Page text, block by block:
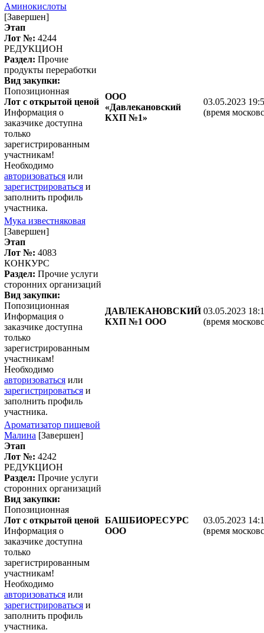
Аминокислоты
[Завершен]
Этап
Лот №: 4244
РЕДУКЦИОН
Раздел: Прочие
продукты переработки
Вид закупки:
Попозиционная
Лот с открытой ценой
Информация о
заказчике доступна
только
зарегистрированным
участникам!
Необходимо
авторизоваться или
зарегистрироваться и
заполнить профиль
участника.
ООО
«Давлекановский
КХП №1»
03.05.2023
(время
Мука известняковая
[Завершен]
Этап
Лот №: 4083
КОНКУРС
Раздел: Прочие услуги
сторонних организаций
Вид закупки:
Попозиционная
Информация о
заказчике доступна
только
зарегистрированным
участникам!
Необходимо
авторизоваться или
зарегистрироваться и
заполнить профиль
участника.
ДАВЛЕКАНОВСКИЙ
КХП №1 ООО
03.05.2023
(время
Ароматизатор пищевой
Малина [Завершен]
Этап
Лот №: 4242
РЕДУКЦИОН
Раздел: Прочие услуги
сторонних организаций
Вид закупки:
Попозиционная
Лот с открытой ценой
Информация о
заказчике доступна
только
зарегистрированным
участникам!
Необходимо
авторизоваться или
зарегистрироваться и
заполнить профиль
участника.
БАШБИОРЕСУРС
ООО
03.05.2023
(время